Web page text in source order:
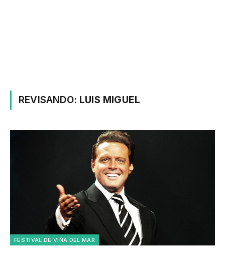
REVISANDO: LUIS MIGUEL
FESTIVAL DE VIÑA DEL MAR